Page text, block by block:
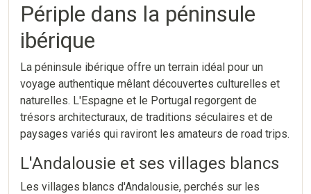
Périple dans la péninsule
ibérique
La péninsule ibérique offre un terrain idéal pour un
voyage authentique mêlant découvertes culturelles et
naturelles. L'Espagne et le Portugal regorgent de
trésors architecturaux, de traditions séculaires et de
paysages variés qui raviront les amateurs de road trips.
L'Andalousie et ses villages blancs
Les villages blancs d'Andalousie, perchés sur les